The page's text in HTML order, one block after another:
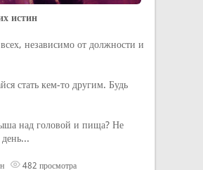
истин
независимо от должности и
стать кем-то другим. Будь
над головой и пища? Не
день...
482 просмотра